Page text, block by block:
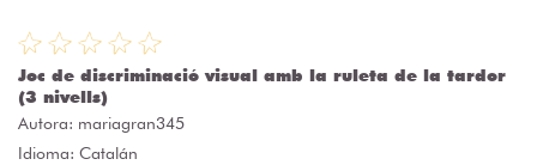
Joc de discriminació visual amb la ruleta de la tardor
(3 nivells)
Autora: mariagran345
Idioma: Catalán